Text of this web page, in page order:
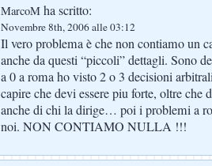
MarcoM ha scritto:
Novembre 8th, 2006 alle 03:12
Il vero problema è che non contiamo un
anche da questi “piccoli” dettagli. Sono
a 0 a roma ho visto 2 o 3 decisioni
capire che devi essere piu forte, oltre che
anche di chi la dirige… poi i problemi a
noi. NON CONTIAMO NULLA !!!